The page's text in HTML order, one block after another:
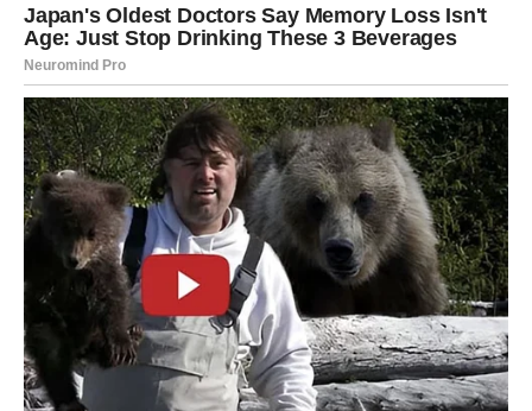
potvrdu spolja i počinju dažive svoju istinu bez krivice
Ovo je smisao koji traje – jer dolazi iznutra.
DEVICA – OD
PREŽIVLJAVANJA DO SVESNOG
ŽIVLJENJA
Device su dugo bile u režimu „moram“. Moram da radim,
moram da ispravljam, moram da se trudim, moram da
budem jaka. I dok su pomagale svima, često su
zaboravljale sebe.